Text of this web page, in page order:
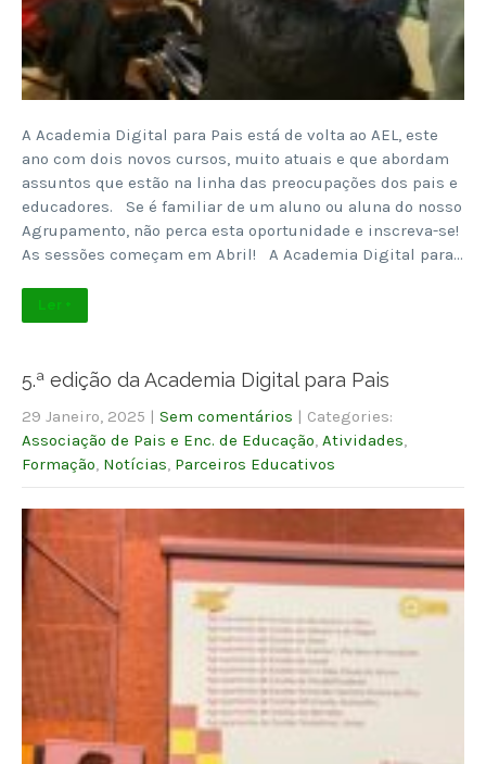
A Academia Digital para Pais está de volta ao AEL, este
ano com dois novos cursos, muito atuais e que abordam
assuntos que estão na linha das preocupações dos pais e
educadores. Se é familiar de um aluno ou aluna do nosso
Agrupamento, não perca esta oportunidade e inscreva-se!
As sessões começam em Abril! A Academia Digital para…
Ler +
5.ª edição da Academia Digital para Pais
29 Janeiro, 2025 | Sem comentários | Categories:
Associação de Pais e Enc. de Educação Atividades
Formação Notícias Parceiros Educativos